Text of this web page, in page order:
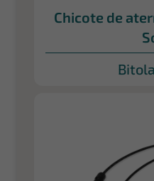
Chicote de